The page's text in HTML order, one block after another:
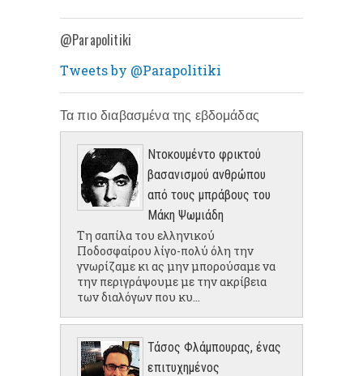
@Parapolitiki
Tweets by @Parapolitiki
Τα πιο διαβασμένα της εβδομάδας
Ντοκουμέντο φρικτού
βασανισμού ανθρώπου
από τους μπράβους του
Μάκη Ψωμιάδη
Τη σαπίλα του ελληνικού
Ποδοσφαίρου λίγο-πολύ όλη την
γνωρίζαμε κι ας μην μπορούσαμε να
την περιγράψουμε με την ακρίβεια
των διαλόγων που κυ...
Τάσος Φλάμπουρας, ένας
επιτυχημένος